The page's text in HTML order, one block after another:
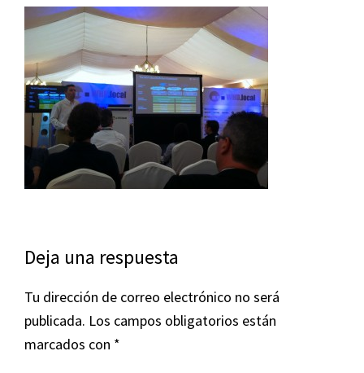
Interacciones
con
los
lectores
Deja una respuesta
Tu dirección de correo electrónico no será
publicada. Los campos obligatorios están
marcados con *